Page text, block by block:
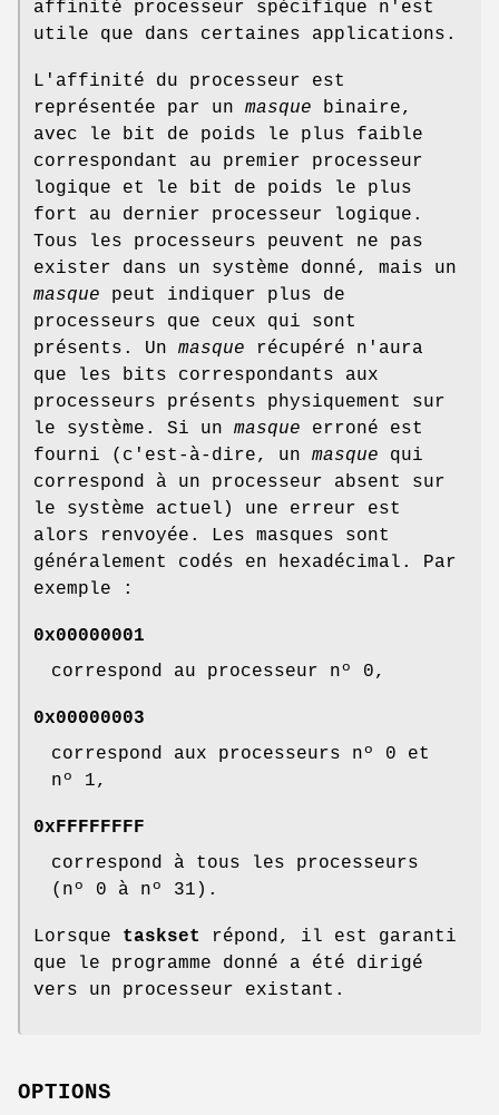
affinité processeur spécifique n'est
utile que dans certaines applications.
L'affinité du processeur est
représentée par un masque binaire,
avec le bit de poids le plus faible
correspondant au premier processeur
logique et le bit de poids le plus
fort au dernier processeur logique.
Tous les processeurs peuvent ne pas
exister dans un système donné, mais un
masque peut indiquer plus de
processeurs que ceux qui sont
présents. Un masque récupéré n'aura
que les bits correspondants aux
processeurs présents physiquement sur
le système. Si un masque erroné est
fourni (c'est-à-dire, un masque qui
correspond à un processeur absent sur
le système actuel) une erreur est
alors renvoyée. Les masques sont
généralement codés en hexadécimal. Par
exemple :
0x00000001
correspond au processeur nº 0,
0x00000003
correspond aux processeurs nº 0 et
nº 1,
0xFFFFFFFF
correspond à tous les processeurs
(nº 0 à nº 31).
Lorsque taskset
répond, il est garanti
que le programme donné a été dirigé
vers un processeur existant.
OPTIONS